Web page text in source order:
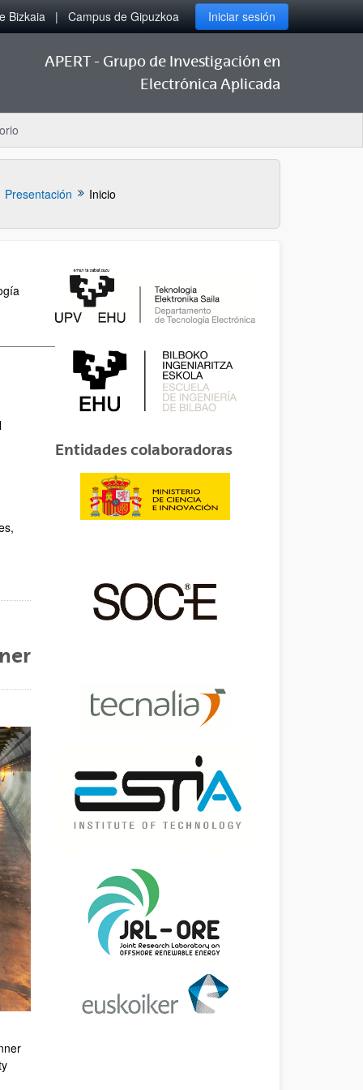
Bizkaia Campus de Gipuzkoa Iniciar sesión
APERT - Grupo de Investigación en
Electrónica Aplicada
Presentación Inicio
Entidades colaboradoras